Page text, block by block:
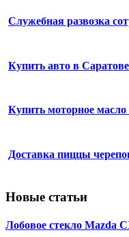
Служебная развозка
Купить авто в Саратове
Купить моторное масло
Доставка пиццы
Новые статьи
Лобовое стекло Mazda